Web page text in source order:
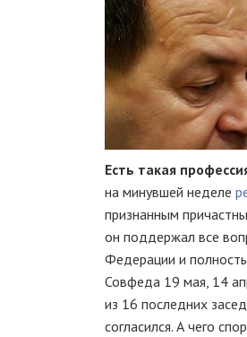
Есть такая
на минувшей неделе
признанным
он поддержал все
Федерации и
Совфеда 19 мая, 14
из 16 последних
согласился. А чего